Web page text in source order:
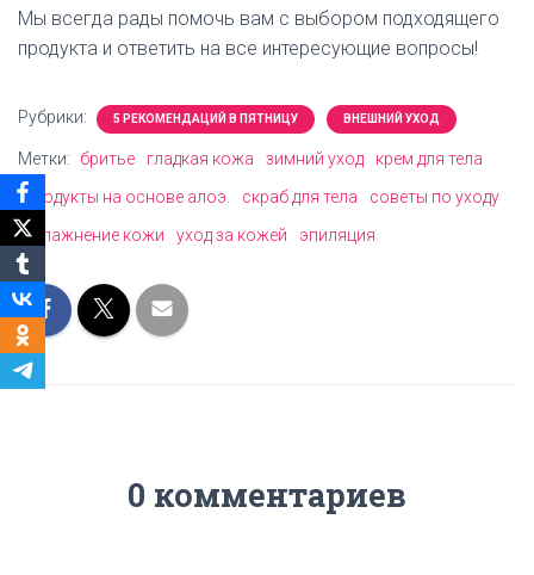
Мы всегда рады помочь вам с выбором подходящего
продукта и ответить на все интересующие вопросы!
Рубрики: 5 РЕКОМЕНДАЦИЙ В ПЯТНИЦУ ВНЕШНИЙ УХОД
Метки: бритье гладкая кожа зимний уход
крем для тела
продукты на основе алоэ.
скраб для тела
советы по уходу
увлажнение кожи
уход за кожей эпиляция
0 комментариев